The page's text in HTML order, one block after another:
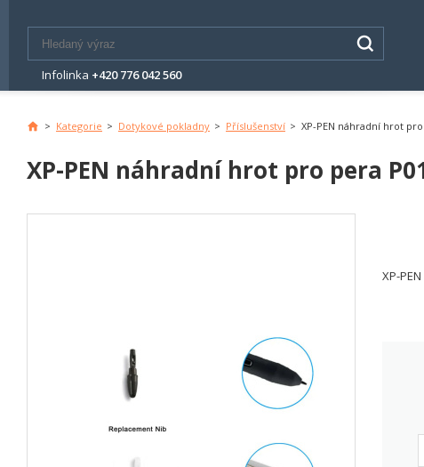
Infolinka +420 776 042 560
> Kategorie > Dotykové pokladny > Příslušenství > XP-PEN náhradní hrot
XP-PEN náhradní hrot pro pera
XP-